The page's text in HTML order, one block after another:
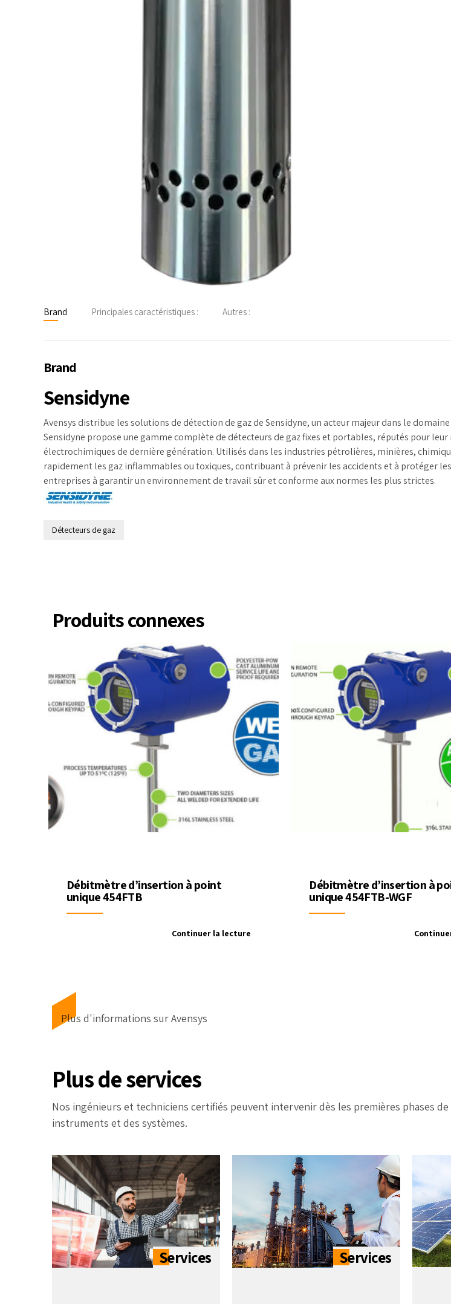
Brand Principales caractéristiques : Autres :
Brand
Sensidyne
Avensys distribue les solutions de détection de gaz de Sensidyne, un acteur majeur dans le
Sensidyne propose une gamme complète de détecteurs de gaz fixes et portables, réputés pour
électrochimiques de dernière génération. Utilisés dans les industries pétrolières, minières,
rapidement les gaz inflammables ou toxiques, contribuant à prévenir les accidents et à protéger
entreprises à garantir un environnement de travail sûr et conforme aux normes les plus strictes.
Détecteurs de gaz
Produits connexes
Débitmètre d’insertion à point
unique 454FTB
Continuer la lecture
Débitmètre d’insertion à
unique 454FTB-WGF
Plus d'informations sur Avensys
Plus de services
Nos ingénieurs et techniciens certifiés peuvent intervenir dès les premières phases
instruments et des systèmes.